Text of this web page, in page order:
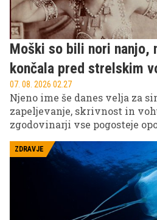
Moški so bili nori nanjo,
končala pred strelskim
07. 08. 2026 02.27
Njeno ime še danes velja za
zapeljevanje, skrivnost in
zgodovinarji vse pogosteje
resnica precej bolj zapletena
ZDRAVJE